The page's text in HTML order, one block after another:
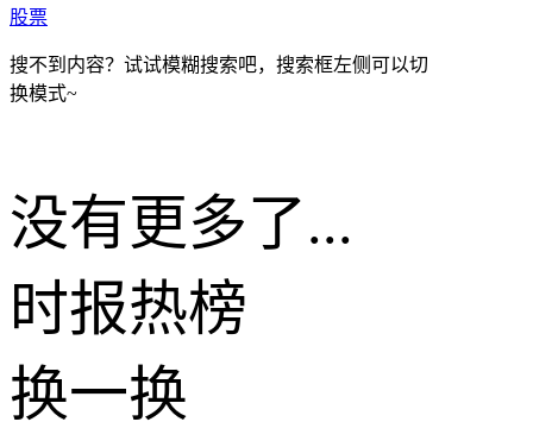
股票
搜不到内容？试试模糊搜索吧，搜索框左侧可以切
换模式~
没有更多了...
时报热榜
换一换